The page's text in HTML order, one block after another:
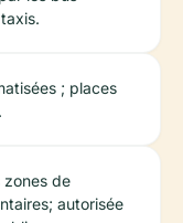
; places
zones de
autorisée